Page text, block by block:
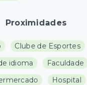
Proximidades
Clube de Esportes
idioma Faculdade
Hospital